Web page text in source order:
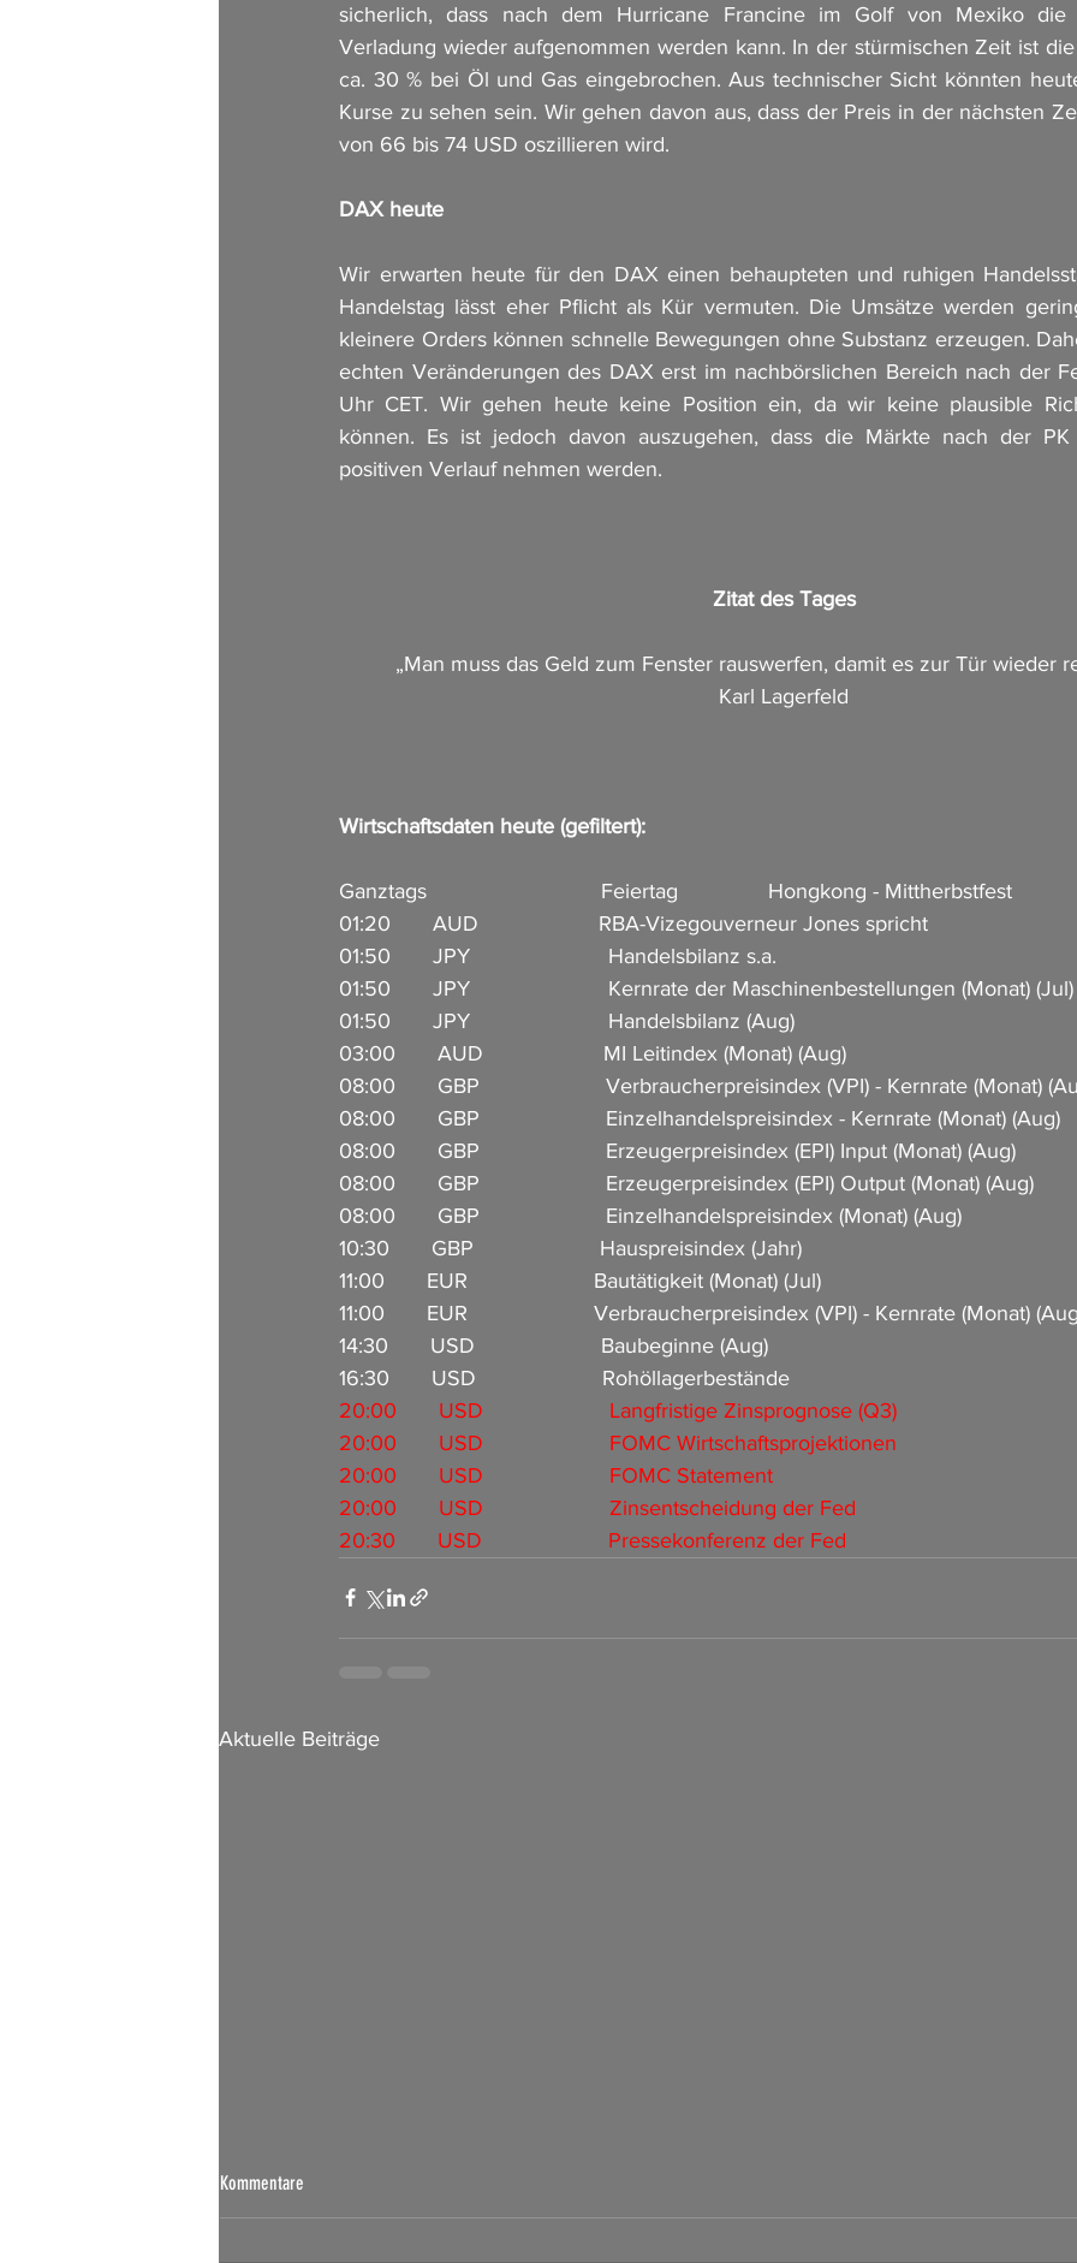
sicherlich, dass nach dem Hurricane Francine im Golf von Mexiko die
Verladung wieder aufgenommen werden kann. In der stürmischen Zeit ist
ca. 30 % bei Öl und Gas eingebrochen. Aus technischer Sicht könnten
Kurse zu sehen sein. Wir gehen davon aus, dass der Preis in der nächsten
von 66 bis 74 USD oszillieren wird.
DAX heute
Wir erwarten heute für den DAX einen behaupteten und ruhigen
Handelstag lässt eher Pflicht als Kür vermuten. Die Umsätze werden
kleinere Orders können schnelle Bewegungen ohne Substanz erzeugen.
echten Veränderungen des DAX erst im nachbörslichen Bereich nach der
Uhr CET. Wir gehen heute keine Position ein, da wir keine plausible
können. Es ist jedoch davon auszugehen, dass die Märkte nach der
positiven Verlauf nehmen werden.
Zitat des Tages
„Man muss das Geld zum Fenster rauswerfen, damit es zur Tür wieder
Karl Lagerfeld
Wirtschaftsdaten heute (gefiltert):
Ganztags                             Feiertag               Hongkong - Mittherbstfest
01:20       AUD                    RBA-Vizegouverneur Jones spricht
01:50       JPY                       Handelsbilanz s.a.
01:50       JPY                       Kernrate der
01:50       JPY                       Handelsbilanz (Aug)
03:00       AUD                    MI Leitindex (Monat) (Aug)
08:00       GBP                     Verbraucherpreisindex (VPI) - Kernrate
08:00       GBP                     Einzelhandelspreisindex - Kernrate
08:00       GBP                     Erzeugerpreisindex (EPI) Input
08:00       GBP                     Erzeugerpreisindex (EPI) Output (Monat)
08:00       GBP                     Einzelhandelspreisindex (Monat) (Aug)
10:30       GBP                     Hauspreisindex (Jahr)
11:00       EUR                     Bautätigkeit (Monat) (Jul)
11:00       EUR                     Verbraucherpreisindex (VPI) - Kernrate
14:30       USD                     Baubeginne (Aug)
16:30       USD                     Rohöllagerbestände
20:00       USD                     Langfristige Zinsprognose (Q3)
20:00       USD                     FOMC Wirtschaftsprojektionen
20:00       USD                     FOMC Statement
20:00       USD                     Zinsentscheidung der Fed
20:30       USD                     Pressekonferenz der Fed
Aktuelle Beiträge
Kommentare